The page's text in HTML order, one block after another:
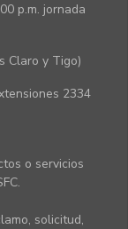
p.m. jornada
Claro y Tigo)
2334
o servicios
solicitud,